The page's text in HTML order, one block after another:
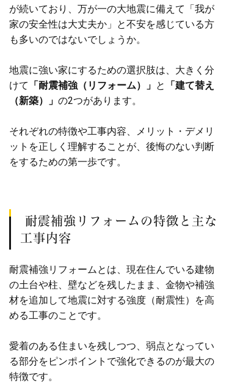
が続いており、万が一の大地震に備えて「我が
家の安全性は大丈夫か」と不安を感じている方
も多いのではないでしょうか。
地震に強い家にするための選択肢は、大きく分
けて 「耐震補強（リフォーム）」 と
「建て替え
（新築）」 の2つがあります。
それぞれの特徴や工事内容、メリット・デメリ
ットを正しく理解することが、後悔のない判断
をするための第一歩です。
耐震補強リフォームの特徴と主な
工事内容
耐震補強リフォームとは、現在住んでいる建物
の土台や柱、壁などを残したまま、金物や補強
材を追加して地震に対する強度（耐震性）を高
める工事のことです。
愛着のある住まいを残しつつ、弱点となってい
る部分をピンポイントで強化できるのが最大の
特徴です。